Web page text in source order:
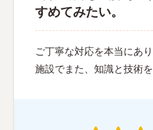
すめてみたい。
ご丁寧な対応を本当にあ
施設でまた、知識と技術